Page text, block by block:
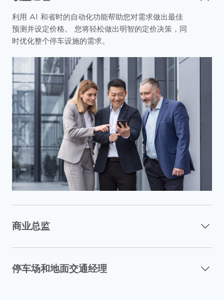
利用 AI 和省时的自动化功能帮助您对需求做出最佳
预测并设定价格。 您将轻松做出明智的定价决策，同
时优化整个停车设施的需求。
商业总监
停车场和地面交通经理